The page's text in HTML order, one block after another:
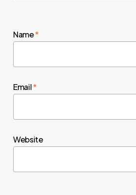
Name*
Email*
Website